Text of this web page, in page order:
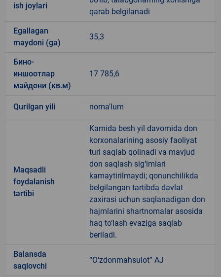
ish joylari
qarab belgilanadi
Egallagan
maydoni (ga)
35,3
Бино-
иншоотлар
майдони (кв.м)
17 785,6
Qurilgan yili noma'lum
Maqsadli
foydalanish
tartibi
Kamida besh yil davomida don
korxonalarining asosiy faoliyat
turi saqlab qolinadi va mavjud
don saqlash sig‘imlari
kamaytirilmaydi; qonunchilikda
belgilangan tartibda davlat
zaxirasi uchun saqlanadigan don
hajmlarini shartnomalar asosida
haq to‘lash evaziga saqlab
beriladi.
Balansda
saqlovchi
“O‘zdonmahsulot” AJ